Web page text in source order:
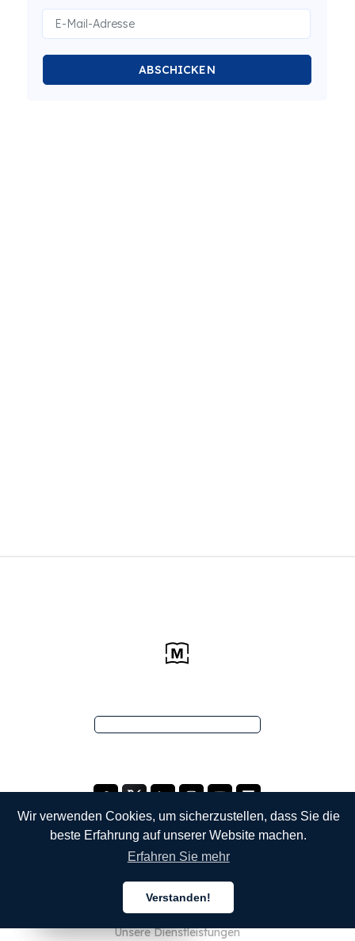
Wir verwenden Cookies, um sicherzustellen, dass Sie die
beste Erfahrung auf unserer Website machen.
Erfahren Sie mehr
Verstanden!
ABSCHICKEN
Über uns
Unsere Dienstleistungen
Deutsch
Deutsch
Deutsch